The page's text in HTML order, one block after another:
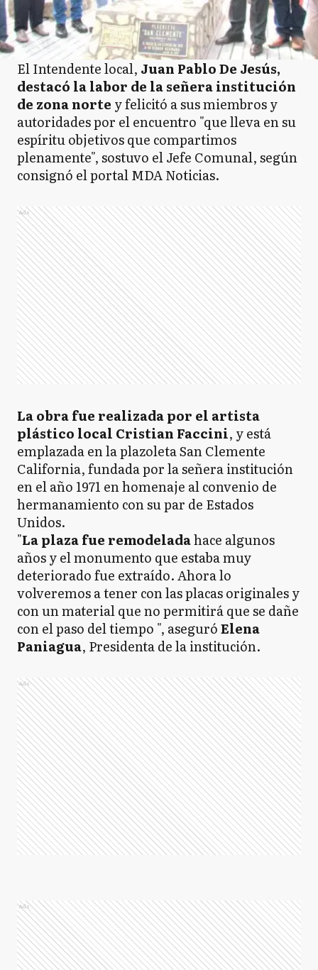
El Intendente local, Juan Pablo De Jesús,
destacó la labor de la señera institución
de zona norte y felicitó a sus miembros y
autoridades por el encuentro "que lleva en su
espíritu objetivos que compartimos
plenamente", sostuvo el Jefe Comunal, según
consignó el portal MDA Noticias.
Ads
La obra fue realizada por el artista
plástico local Cristian Faccini, y está
emplazada en la plazoleta San Clemente
California, fundada por la señera institución
en el año 1971 en homenaje al convenio de
hermanamiento con su par de Estados
Unidos.
"La plaza fue remodeladahace algunos
años y el monumento que estaba muy
deteriorado fue extraído. Ahora lo
volveremos a tener con las placas originales y
con un material que no permitirá que se dañe
con el paso del tiempo ", aseguróElena
Paniagua, Presidenta de la institución.
Ads
Ads